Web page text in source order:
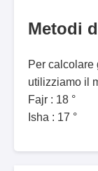
Metodi
Per calcolare
utilizziamo il
Fajr : 18 °
Isha : 17 °